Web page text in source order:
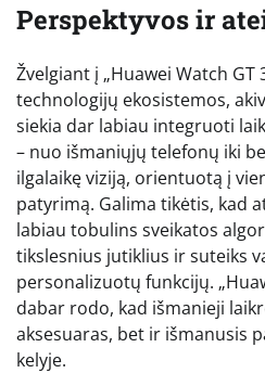
Perspektyvos ir
Žvelgiant į „Huawei Watch GT
technologijų ekosistemos,
siekia dar labiau integruoti
– nuo išmaniųjų telefonų iki
ilgalaikę viziją, orientuotą į
patyrimą. Galima tikėtis, kad
labiau tobulins sveikatos
tikslesnius jutiklius ir suteiks
personalizuotų funkcijų.
dabar rodo, kad išmanieji
aksesuaras, bet ir išmanusis
kelyje.